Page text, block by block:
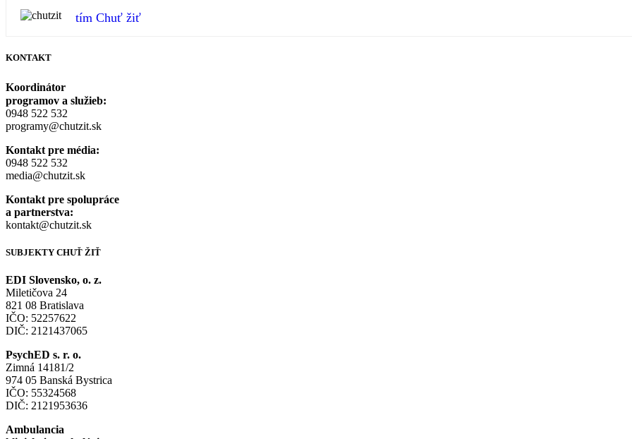
tím Chuť žiť
KONTAKT
Koordinátor
programov a služieb:
0948 522 532
programy@chutzit.sk
Kontakt pre média:
0948 522 532
media@chutzit.sk
Kontakt pre spolupráce
a partnerstva:
kontakt@chutzit.sk
SUBJEKTY CHUŤ ŽIŤ​
EDI Slovensko, o. z.
Miletičova 24
821 08 Bratislava
IČO: 52257622
DIČ: 2121437065
PsychED s. r. o.
Zimná 14181/2
974 05 Banská Bystrica
IČO: 55324568
DIČ: 2121953636
Ambulancia